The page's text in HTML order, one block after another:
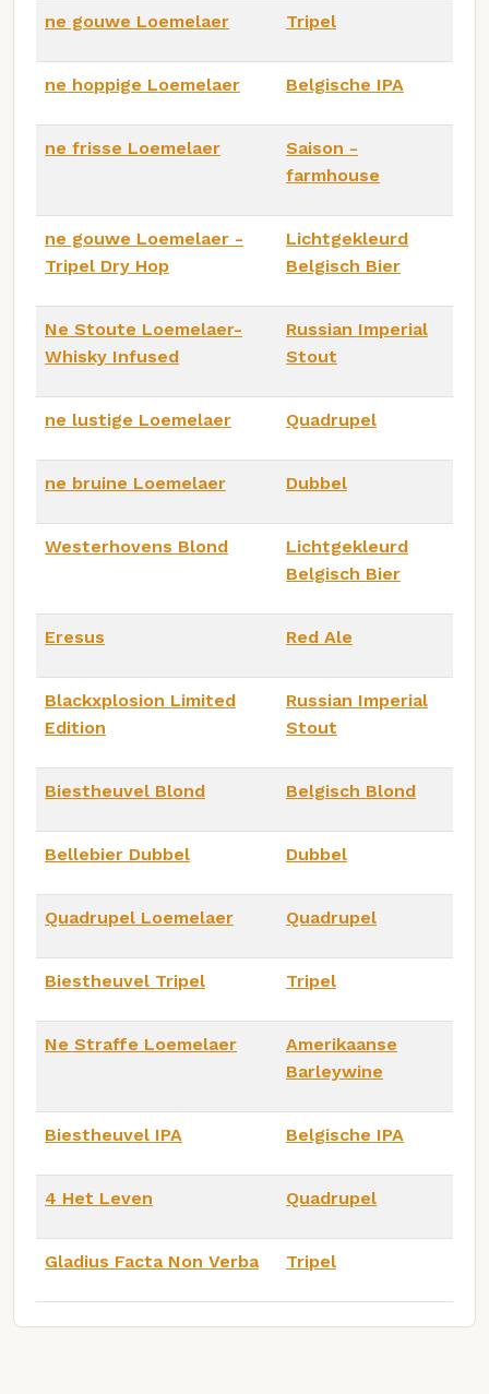
ne gouwe Loemelaer Tripel
ne hoppige Loemelaer Belgische IPA
ne frisse Loemelaer
Saison -
farmhouse
ne gouwe Loemelaer -
Tripel Dry Hop
Lichtgekleurd
Belgisch Bier
Ne Stoute Loemelaer-
Whisky Infused
Russian Imperial
Stout
ne lustige Loemelaer Quadrupel
ne bruine Loemelaer Dubbel
Westerhovens Blond
Lichtgekleurd
Belgisch Bier
Eresus Red Ale
Blackxplosion Limited
Edition
Russian Imperial
Stout
Biestheuvel Blond Belgisch Blond
Bellebier Dubbel Dubbel
Quadrupel Loemelaer Quadrupel
Biestheuvel Tripel Tripel
Ne Straffe Loemelaer
Amerikaanse
Barleywine
Biestheuvel IPA Belgische IPA
4 Het Leven Quadrupel
Gladius Facta Non Verba Tripel